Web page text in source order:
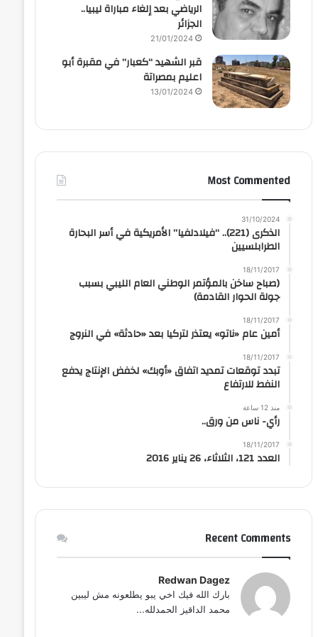
الرياضي بعد إلغاء مباراة ليبيا..
الجزائر
21/01/2024
قبر الشهيد “كعبار” في مقبرة أبو
اعليم بمصراتة
13/01/2024
Most Commented
31/10/2024
الذكرى (221).. “فيلادلفيا” الأمريكية في أسر البحارة
الطرابلسيين
18/11/2017
(صباح ساخن بالمؤتمر الوطني العام الليبي بسبب
جولة الحوار القادمة)
18/11/2017
أمين عام «ناتو» يعتذر لتركيا بعد «حادثة» في النروج
18/11/2017
تبدد توقعات تمديد اتفاق «أوبك» لخفض الإنتاج يدفع
النفط للارتفاع
منذ 12 ساعة
رأي- ناس من ورق..
18/11/2017
العدد 121، الثلاثاء، 26 يناير 2016
Recent Comments
Redwan Dagez
بارك الله فيك اخي يبو يطلعونه مش ليبين
محمد الداقيز الحمدلله...